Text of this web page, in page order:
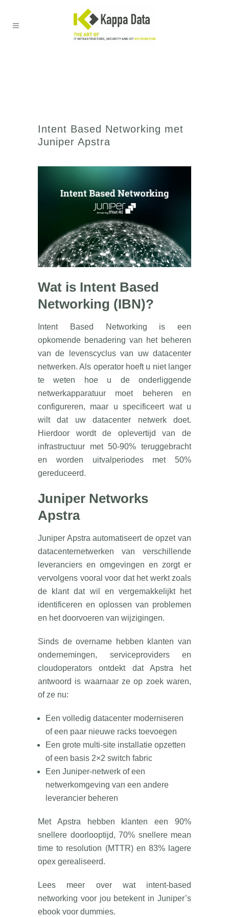
Intent Based Networking met
Juniper Apstra
Wat is Intent Based
Networking (IBN)?
Intent Based Networking is een
opkomende benadering van het beheren
van de levenscyclus van uw datacenter
netwerken. Als operator hoeft u niet langer
te weten hoe u de onderliggende
netwerkapparatuur moet beheren en
configureren, maar u specificeert wat u
wilt dat uw datacenter netwerk doet.
Hierdoor wordt de oplevertijd van de
infrastructuur met 50-90% teruggebracht
en worden uitvalperiodes met 50%
gereduceerd.
Juniper Networks
Apstra
Juniper Apstra automatiseert de opzet van
datacenternetwerken van verschillende
leveranciers en omgevingen en zorgt er
vervolgens vooral voor dat het werkt zoals
de klant dat wil en vergemakkelijkt het
identificeren en oplossen van problemen
en het doorvoeren van wijzigingen.
Sinds de overname hebben klanten van
ondernemingen, serviceproviders en
cloudoperators ontdekt dat Apstra het
antwoord is waarnaar ze op zoek waren,
of ze nu:
Een volledig datacenter moderniseren
of een paar nieuwe racks toevoegen
Een grote multi-site installatie opzetten
of een basis 2×2 switch fabric
Een Juniper-netwerk of een
netwerkomgeving van een andere
leverancier beheren
Met Apstra hebben klanten een 90%
snellere doorlooptijd, 70% snellere mean
time to resolution (MTTR) en 83% lagere
opex gerealiseerd.
Lees meer over wat intent-based
networking voor jou betekent in Juniper’s
ebook voor dummies.